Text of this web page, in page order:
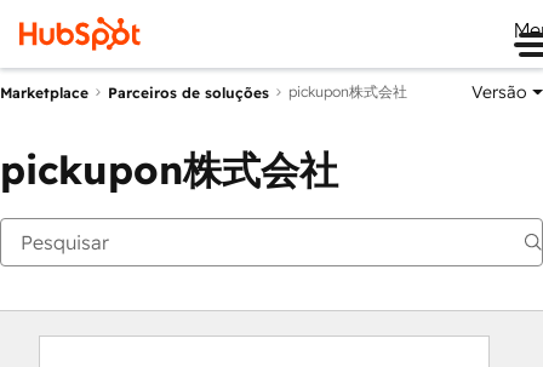
Marketplace Parceiros de soluções pickupon株式会社 Versão
pickupon株式会社